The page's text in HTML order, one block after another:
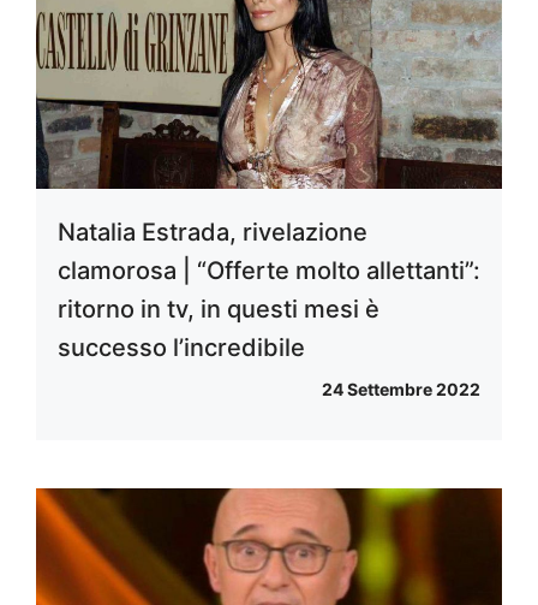
Natalia Estrada, rivelazione
clamorosa | “Offerte molto allettanti”:
ritorno in tv, in questi mesi è
successo l’incredibile
24 Settembre 2022